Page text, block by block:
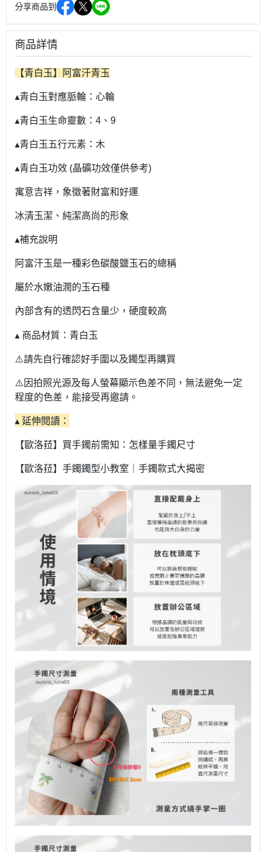
分享商品到
商品詳情
【青白玉】阿富汗青玉
▴青白玉對應脈輪：心輪
▴青白玉生命靈數：4、9
▴青白玉五行元素：木
▴青白玉功效 (晶礦功效僅供參考)
寓意吉祥，象徵著財富和好運
冰清玉潔、純潔高尚的形象
▴補充說明
阿富汗玉是一種彩色碳酸鹽玉石的總稱
屬於水嫩油潤的玉石種
內部含有的透閃石含量少，硬度較高
▴ 商品材質：青白玉
⚠️請先自行確認好手圍以及鐲型再購買
⚠️因拍照光源及每人螢幕顯示色差不同，無法避免一定
程度的色差，能接受再邀請。
▴ 延伸閱讀：
【歐洛菈】買手鐲前需知：怎樣量手鐲尺寸
【歐洛菈】手鐲鐲型小教室｜手鐲款式大揭密